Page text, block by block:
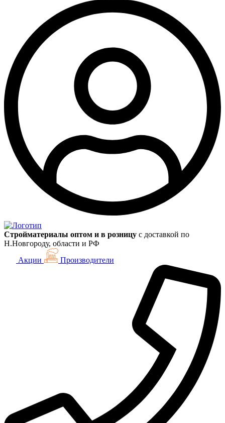
Стройматериалы оптом и в розницу с доставкой по
Н.Новгороду, области и РФ
Акции
Производители